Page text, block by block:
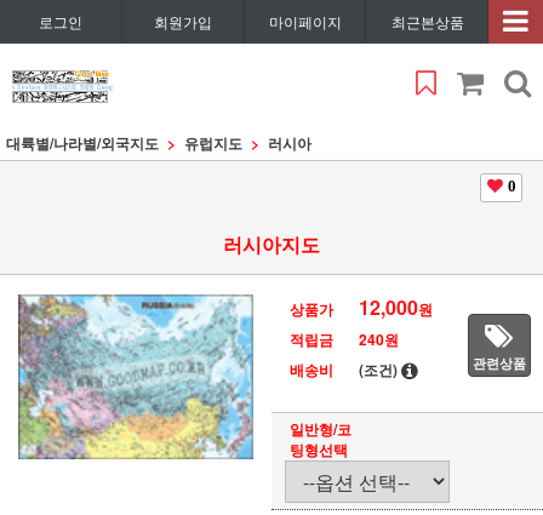
로그인 회원가입 마이페이지 최근본상품
대륙별/나라별/외국지도 유럽지도 러시아
0
러시아지도
상품가 12,000원
적립금
240원
배송비
(조건) 관련상품
일반형/코
팅형선택